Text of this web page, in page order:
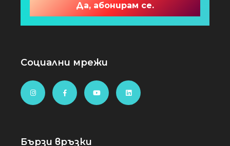
Социални мрежи
Бързи връзки